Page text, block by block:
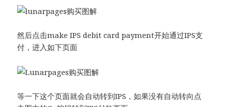
然后点击make IPS debit card payment开始通过IPS支
付，进入如下页面
等一下这个页面就会自动转到IPS，如果没有自动转向点